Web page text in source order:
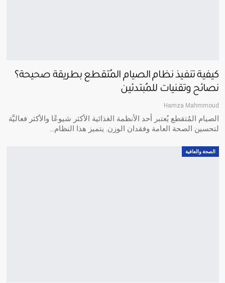
كيفية تنفيذ نظام الصيام المُتقطع بطريقة صحيحة؟
نصائح وتقنيات للمُبتدئين
Hamza Mahmmoud
الصيام المُتقطع يُعتبر أحد الأنظمة الغذائية الأكثر شيوعًا والأكثر فعاليَّة
لتحسين الصحة العامة وفقدان الوزن. يتميز هذا النظام…
الصحة والعافية